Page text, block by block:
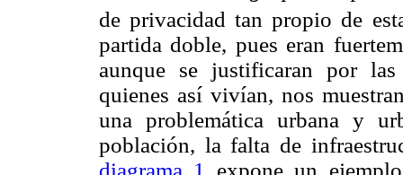
de privacidad tan propio de
partida doble, pues eran
aunque se justificaran por
quienes así vivían, nos
una problemática urbana y
población, la falta de
diagrama 1
expone un